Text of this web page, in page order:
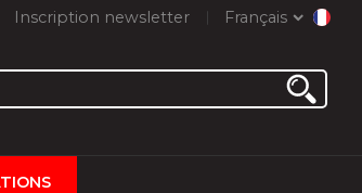
Inscription newsletter Français